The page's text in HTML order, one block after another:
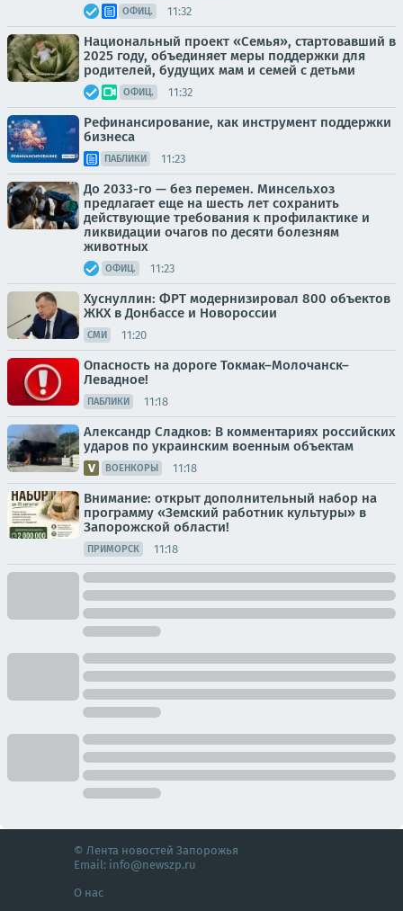
ОФИЦ. 11:32
Национальный проект «Семья», стартовавший в
2025 году, объединяет меры поддержки для
родителей, будущих мам и семей с детьми
ОФИЦ. 11:32
Рефинансирование, как инструмент поддержки
бизнеса
ПАБЛИКИ 11:23
До 2033-го — без перемен. Минсельхоз
предлагает еще на шесть лет сохранить
действующие требования к профилактике и
ликвидации очагов по десяти болезням
животных
ОФИЦ. 11:23
Хуснуллин: ФРТ модернизировал 800 объектов
ЖКХ в Донбассе и Новороссии
СМИ 11:20
Опасность на дороге Токмак–Молочанск–
Левадное!
ПАБЛИКИ 11:18
Александр Сладков: В комментариях российских
ударов по украинским военным объектам
ВОЕНКОРЫ 11:18
Внимание: открыт дополнительный набор на
программу «Земский работник культуры» в
Запорожской области!
ПРИМОРСК 11:18
© Лента новостей Запорожья
Email: info@newszp.ru
О нас